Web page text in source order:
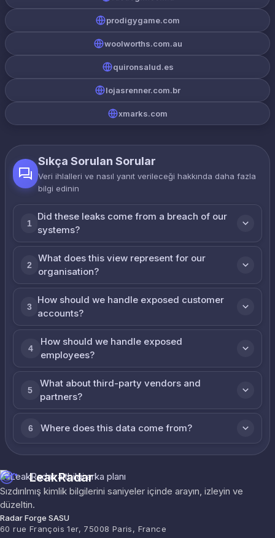
prodigygame.com
woolworths.com.au
quironsalud.es
lojasrenner.com.br
xmarks.com
Sıkça Sorulan Sorular
Veri ihlalleri ve nasıl yanıt verileceği hakkında daha fazla
bilgi edinin
1
Did these leaks come from a breach of our
systems?
2
What does this view represent for our
organisation?
3
How should we handle exposed customer
accounts?
4
How should we handle exposed
employees?
5
What about third-party vendors and
partners?
6 Where does this data come from?
LeakRadar
Sızdırılmış kimlik bilgilerini saniyeler içinde arayın, izleyin ve
düzeltin.
Radar Forge SASU
60 rue François 1er, 75008 Paris, France